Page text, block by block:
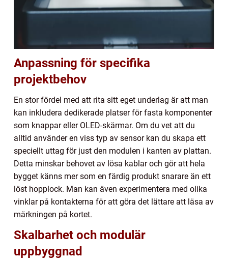
Anpassning för specifika
projektbehov
En stor fördel med att rita sitt eget underlag är att man
kan inkludera dedikerade platser för fasta komponenter
som knappar eller OLED-skärmar. Om du vet att du
alltid använder en viss typ av sensor kan du skapa ett
speciellt uttag för just den modulen i kanten av plattan.
Detta minskar behovet av lösa kablar och gör att hela
bygget känns mer som en färdig produkt snarare än ett
löst hopplock. Man kan även experimentera med olika
vinklar på kontakterna för att göra det lättare att läsa av
märkningen på kortet.
Skalbarhet och modulär
uppbyggnad